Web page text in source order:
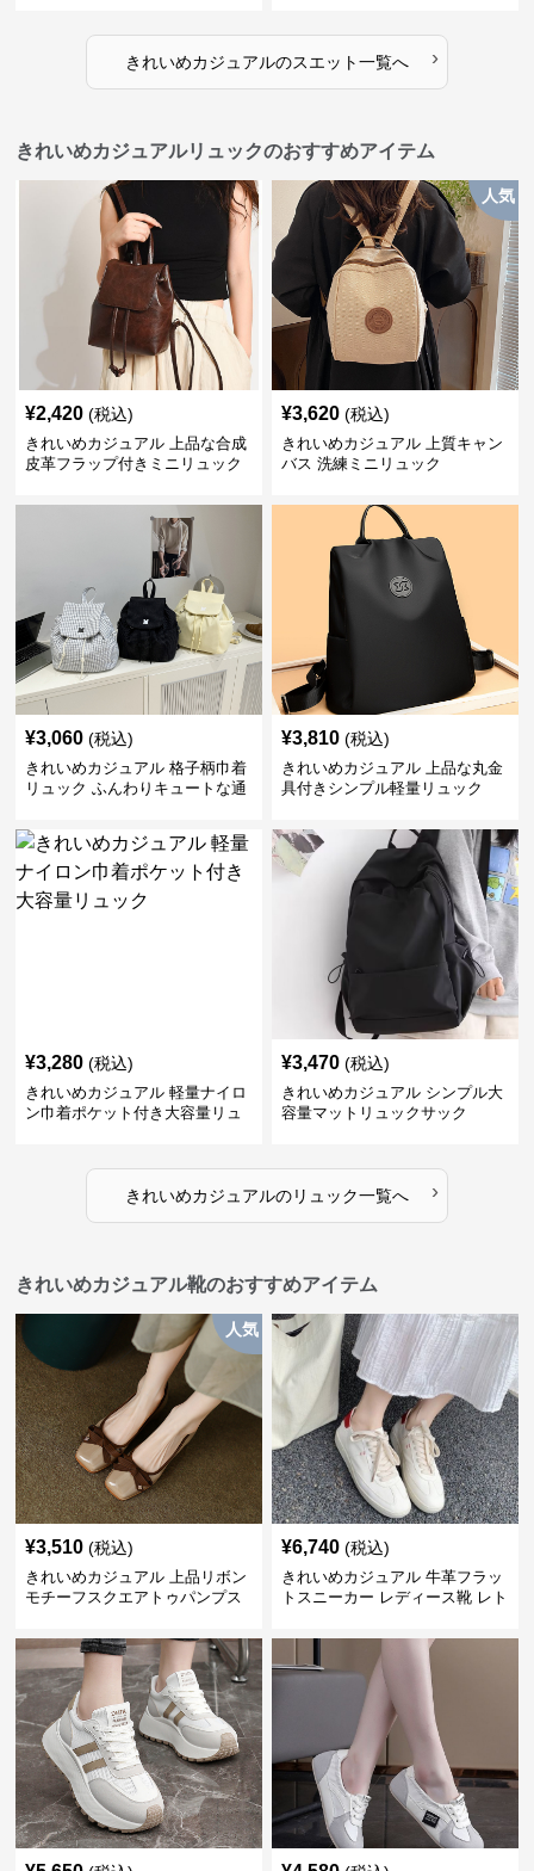
きれいめカジュアルのスエット一覧へ ›
きれいめカジュアルリュックのおすすめアイテム
¥2,420 (税込)
きれいめカジュアル 上品な合成
皮革フラップ付きミニリュック
人気
¥3,620 (税込)
きれいめカジュアル 上質キャン
バス 洗練ミニリュック
¥3,060 (税込)
きれいめカジュアル 格子柄巾着
リュック ふんわりキュートな通
¥3,810 (税込)
きれいめカジュアル 上品な丸金
具付きシンプル軽量リュック
¥3,280 (税込)
きれいめカジュアル 軽量ナイロ
ン巾着ポケット付き大容量リュ
¥3,470 (税込)
きれいめカジュアル シンプル大
容量マットリュックサック
きれいめカジュアルのリュック一覧へ ›
きれいめカジュアル靴のおすすめアイテム
人気
¥3,510 (税込)
きれいめカジュアル 上品リボン
モチーフスクエアトゥパンプス
¥6,740 (税込)
きれいめカジュアル 牛革フラッ
トスニーカー レディース靴 レト
グシューズ風 レースアップ 白ス